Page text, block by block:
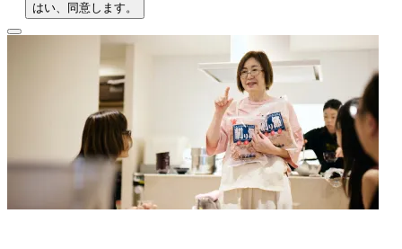
はい、同意します。